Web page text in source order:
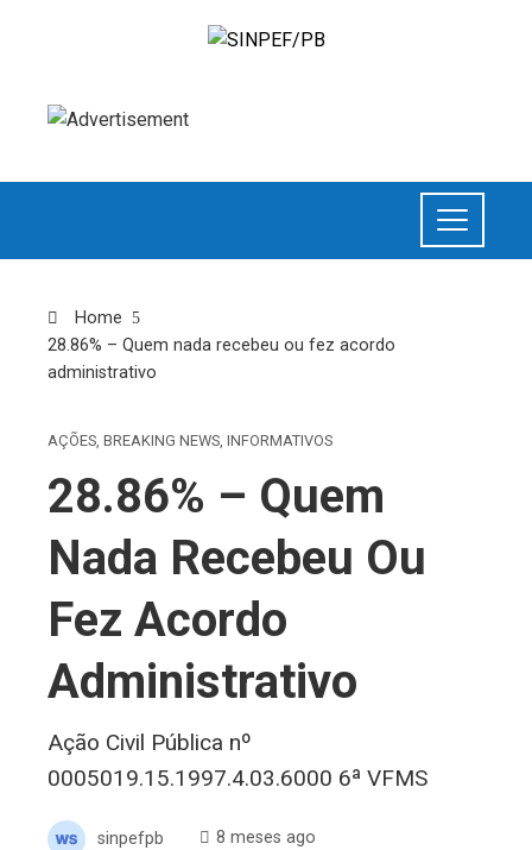
Home
28.86% – Quem nada recebeu ou fez acordo
administrativo
AÇÕES BREAKING NEWS INFORMATIVOS
28.86% – Quem
Nada Recebeu Ou
Fez Acordo
Administrativo
Ação Civil Pública nº
0005019.15.1997.4.03.6000 6ª VFMS
sinpefpb
8 meses ago